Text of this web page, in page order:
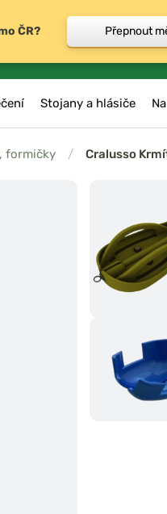
Stojany a hlásiče
formičky / Cralusso
ČR? Přepnout